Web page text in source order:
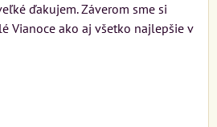
ďakujem. Záverom sme si
Vianoce ako aj všetko najlepšie v